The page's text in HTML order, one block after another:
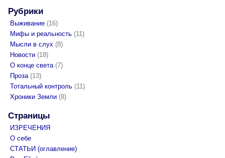
Рубрики
Выживание (16)
Мифы и реальность (11)
Мысли в слух (8)
Новости (18)
О конце света(7)
Проза(13)
Тотальный контроль (11)
Хроники Земли (8)
Страницы
ИЗРЕЧЕНИЯ
О себе
СТАТЬИ (оглавление)